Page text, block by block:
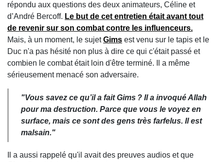
répondu aux questions des deux animateurs, Céline et
d’André Bercoff. Le but de cet entretien était avant tout
de revenir sur son combat contre les influenceurs.
Mais, à un moment, le sujetGims est venu sur le tapis et le
Duc n'a pas hésité non plus à dire ce qui c'était passé et
combien le combat était loin d'être terminé. Il a même
sérieusement menacé son adversaire.
"Vous savez ce qu’il a fait Gims ? Il a invoqué Allah
pour ma destruction. Parce que vous le voyez en
surface, mais ce sont des gens très farfelus. Il est
malsain."
Il a aussi rappelé qu'il avait des preuves audios et que